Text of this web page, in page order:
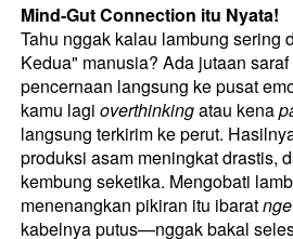
Mind-Gut Connection itu Nyata!
Tahu nggak kalau lambung sering
Kedua" manusia? Ada jutaan
pencernaan langsung ke pusat
kamu lagi overthinking atau kena
langsung terkirim ke perut.
produksi asam meningkat drastis,
kembung seketika. Mengobati
menenangkan pikiran itu ibarat
kabelnya putus—nggak bakal